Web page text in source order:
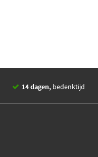
14 dagen, bedenktijd